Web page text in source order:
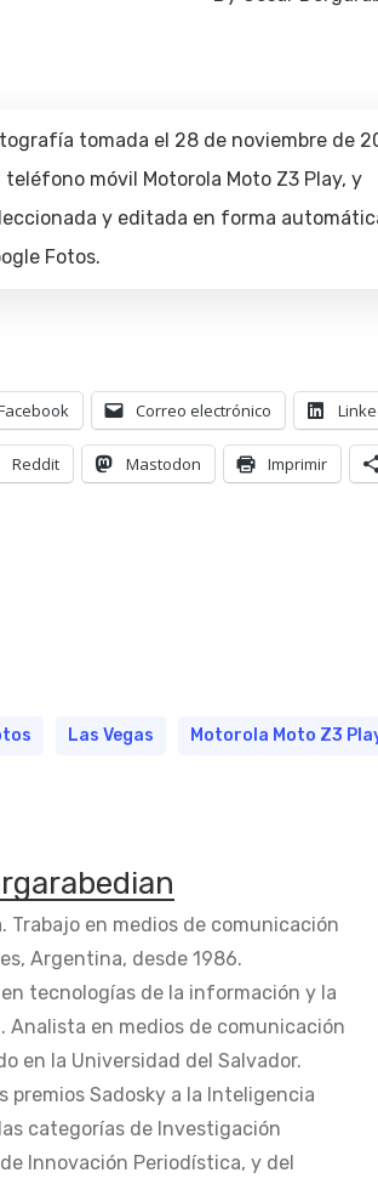
tomada el 28 de noviembre de
teléfono móvil Motorola Moto Z3 Play, y
y editada en forma
Fotos.
Correo electrónico
Reddit Mastodon Imprimir
Las Vegas Motorola Moto Z3
Trabajo en medios de comunicación
Argentina, desde 1986.
tecnologías de la información y la
Analista en medios de comunicación
en la Universidad del Salvador.
premios Sadosky a la Inteligencia
categorías de Investigación
Innovación Periodística, y del